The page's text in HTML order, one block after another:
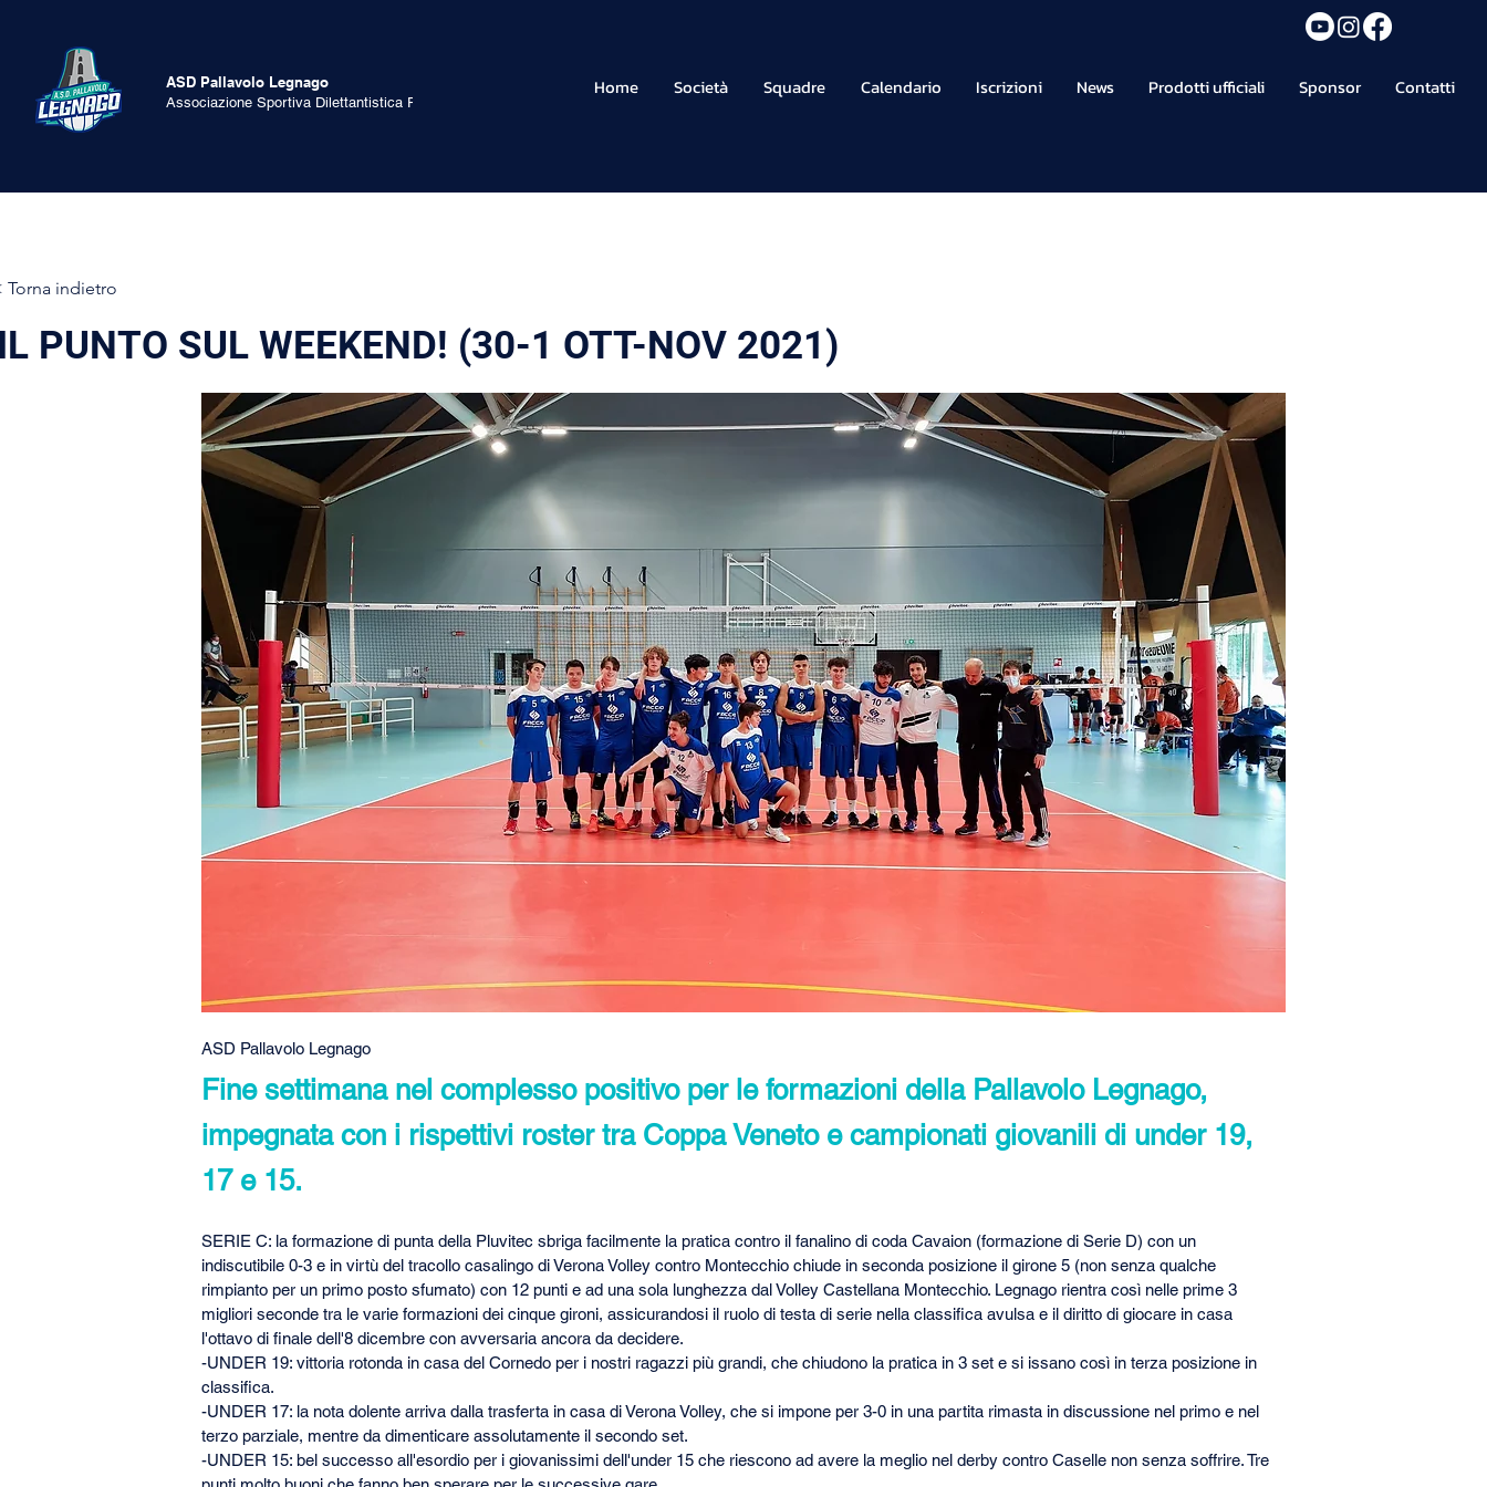
ASD Pallavolo Legnago
Associazione Sportiva Dilettantistica Pallavolo Legnago
Home Società Squadre Calendario Iscrizioni News Prodotti ufficiali Sponsor Contatti
Torna indietro
PUNTO SUL WEEKEND! (30-1 OTT-NOV 2021)
ASD Pallavolo Legnago
Fine settimana nel complesso positivo per le formazioni della Pallavolo Legnago,
impegnata con i rispettivi roster tra Coppa Veneto e campionati giovanili di under 19,
17 e 15.
SERIE C: la formazione di punta della Pluvitec sbriga facilmente la pratica contro il fanalino di coda Cavaion (formazione di Serie D) con un
indiscutibile 0-3 e in virtù del tracollo casalingo di Verona Volley contro Montecchio chiude in seconda posizione il girone 5 (non senza qualche
rimpianto per un primo posto sfumato) con 12 punti e ad una sola lunghezza dal Volley Castellana Montecchio. Legnago rientra così nelle prime 3
migliori seconde tra le varie formazioni dei cinque gironi, assicurandosi il ruolo di testa di serie nella classifica avulsa e il diritto di giocare in casa
l'ottavo di finale dell'8 dicembre con avversaria ancora da decidere.
-UNDER 19: vittoria rotonda in casa del Cornedo per i nostri ragazzi più grandi, che chiudono la pratica in 3 set e si issano così in terza posizione in
classifica.
-UNDER 17: la nota dolente arriva dalla trasferta in casa di Verona Volley, che si impone per 3-0 in una partita rimasta in discussione nel primo e nel
terzo parziale, mentre da dimenticare assolutamente il secondo set.
-UNDER 15: bel successo all'esordio per i giovanissimi dell'under 15 che riescono ad avere la meglio nel derby contro Caselle non senza soffrire. Tre